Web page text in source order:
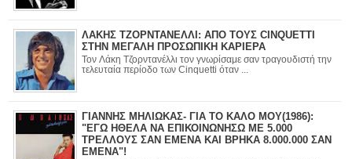
ΛΑΚΗΣ ΤΖΟΡΝΤΑΝΕΛΛΙ: ΑΠΟ ΤΟΥΣ CINQUETTI
ΣΤΗΝ ΜΕΓΑΛΗ ΠΡΟΣΩΠΙΚΗ ΚΑΡΙΕΡΑ
Τον Λάκη Τζορντανέλλι τον γνωρίσαμε σαν τραγουδιστή την
τελευταία περίοδο των Cinquetti όταν ...
ΓΙΑΝΝΗΣ ΜΗΛΙΩΚΑΣ- ΓΙΑ ΤΟ ΚΑΛΟ ΜΟΥ(1986):
"ΕΓΩ ΗΘΕΛΑ ΝΑ ΕΠΙΚΟΙΝΩΝΗΣΩ ΜΕ 5.000
ΤΡΕΛΛΟΥΣ ΣΑΝ ΕΜΕΝΑ ΚΑΙ ΒΡΗΚΑ 8.000.000 ΣΑΝ
ΕΜΕΝΑ"!